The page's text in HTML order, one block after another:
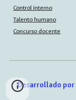
Control interno
Talento humano
Concurso docente
Desarrollado por